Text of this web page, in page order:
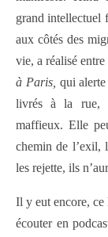
grand intellectuel
aux côtés des
vie, a réalisé
à Paris, qui
livrés à la rue,
maffieux. Elle
chemin de l’exil,
les rejette, ils
Il y eut encore, ce
écouter en